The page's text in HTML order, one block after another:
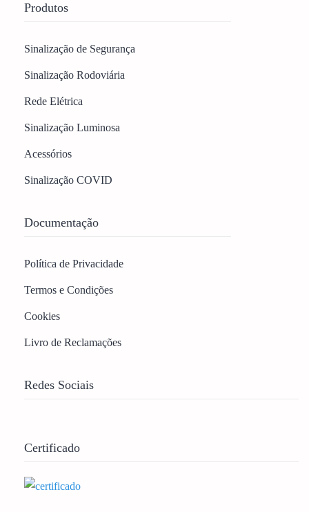
Produtos
Sinalização de Segurança
Sinalização Rodoviária
Rede Elétrica
Sinalização Luminosa
Acessórios
Sinalização COVID
Documentação
Política de Privacidade
Termos e Condições
Cookies
Livro de Reclamações
Redes Sociais
Certificado